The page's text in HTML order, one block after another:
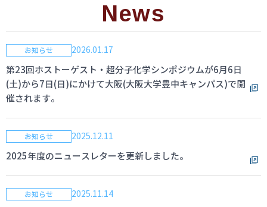
News
お知らせ 2026.01.17
第23回ホストーゲスト・超分子化学シンポジウムが6月6日
(土)から7日(日)にかけて大阪(大阪大学豊中キャンパス)で開
催されます。
お知らせ 2025.12.11
2025年度のニュースレターを更新しました。
お知らせ 2025.11.14